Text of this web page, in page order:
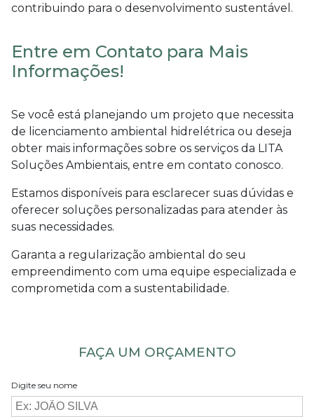
contribuindo para o desenvolvimento sustentável.
Entre em Contato para Mais
Informações!
Se você está planejando um projeto que necessita
de licenciamento ambiental hidrelétrica ou deseja
obter mais informações sobre os serviços da LITA
Soluções Ambientais, entre em contato conosco.
Estamos disponíveis para esclarecer suas dúvidas e
oferecer soluções personalizadas para atender às
suas necessidades.
Garanta a regularização ambiental do seu
empreendimento com uma equipe especializada e
comprometida com a sustentabilidade.
FAÇA UM ORÇAMENTO
Digite seu nome